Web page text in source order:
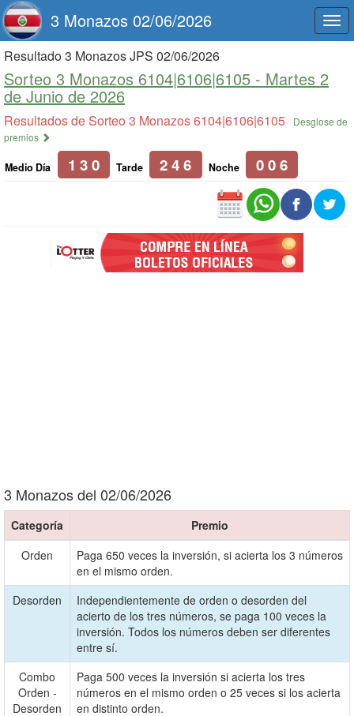
3 Monazos 02/06/2026
Resultado 3 Monazos JPS 02/06/2026
Sorteo 3 Monazos 6104|6106|6105 - Martes 2
de Junio de 2026
Resultados de Sorteo 3 Monazos 6104|6106|6105
Desglose de
premios
Medio Día 1 3 0 Tarde 2 4 6 Noche 0 0 6
3 Monazos del 02/06/2026
Categoría
Premio
Orden
Paga 650 veces la inversión, si acierta los 3 números
en el mismo orden.
Desorden
Independientemente de orden o desorden del
acierto de los tres números, se paga 100 veces la
inversión. Todos los números deben ser diferentes
entre sí.
Combo
Orden -
Desorden
Paga 500 veces la inversión si acierta los tres
números en el mismo orden o 25 veces si los acierta
en distinto orden.